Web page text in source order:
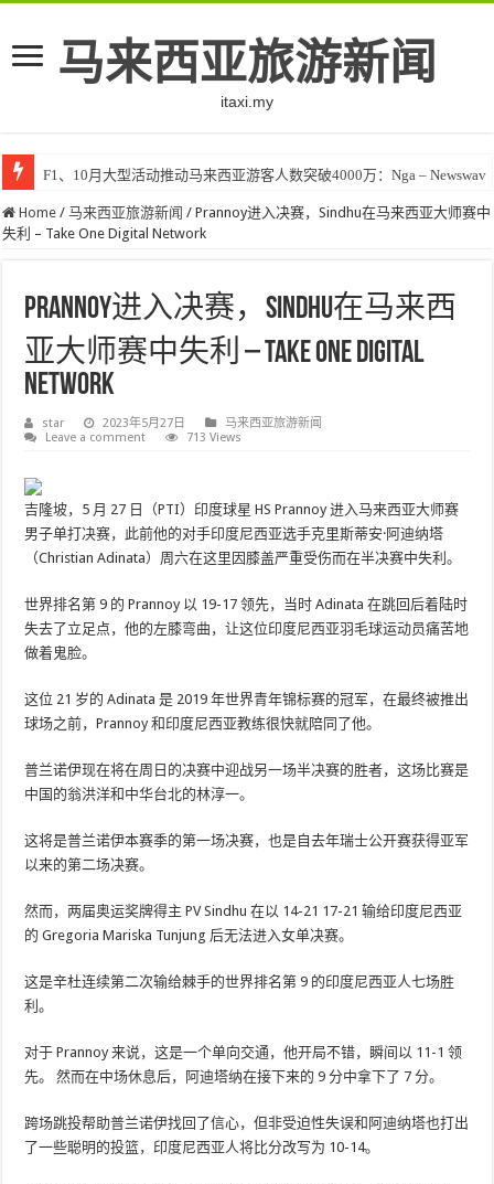
马来西亚旅游新闻
itaxi.my
F1、10月大型活动推动马来西亚游客人数突破4000万：Nga – Newswav
Home / 马来西亚旅游新闻 / Prannoy进入决赛，Sindhu在马来西亚大师赛中
失利 – Take One Digital Network
Prannoy进入决赛，Sindhu在马来西
亚大师赛中失利 – Take One Digital
Network
star 2023年5月27日
马来西亚旅游新闻
Leave a comment
713 Views
吉隆坡，5 月 27 日（PTI）印度球星 HS Prannoy 进入马来西亚大师赛
男子单打决赛，此前他的对手印度尼西亚选手克里斯蒂安·阿迪纳塔
（Christian Adinata）周六在这里因膝盖严重受伤而在半决赛中失利。
世界排名第 9 的 Prannoy 以 19-17 领先，当时 Adinata 在跳回后着陆时
失去了立足点，他的左膝弯曲，让这位印度尼西亚羽毛球运动员痛苦地
做着鬼脸。
这位 21 岁的 Adinata 是 2019 年世界青年锦标赛的冠军，在最终被推出
球场之前，Prannoy 和印度尼西亚教练很快就陪同了他。
普兰诺伊现在将在周日的决赛中迎战另一场半决赛的胜者，这场比赛是
中国的翁洪洋和中华台北的林淳一。
这将是普兰诺伊本赛季的第一场决赛，也是自去年瑞士公开赛获得亚军
以来的第二场决赛。
然而，两届奥运奖牌得主 PV Sindhu 在以 14-21 17-21 输给印度尼西亚
的 Gregoria Mariska Tunjung 后无法进入女单决赛。
这是辛杜连续第二次输给棘手的世界排名第 9 的印度尼西亚人七场胜
利。
对于 Prannoy 来说，这是一个单向交通，他开局不错，瞬间以 11-1 领
先。 然而在中场休息后，阿迪塔纳在接下来的 9 分中拿下了 7 分。
跨场跳投帮助普兰诺伊找回了信心，但非受迫性失误和阿迪纳塔也打出
了一些聪明的投篮，印度尼西亚人将比分改写为 10-14。